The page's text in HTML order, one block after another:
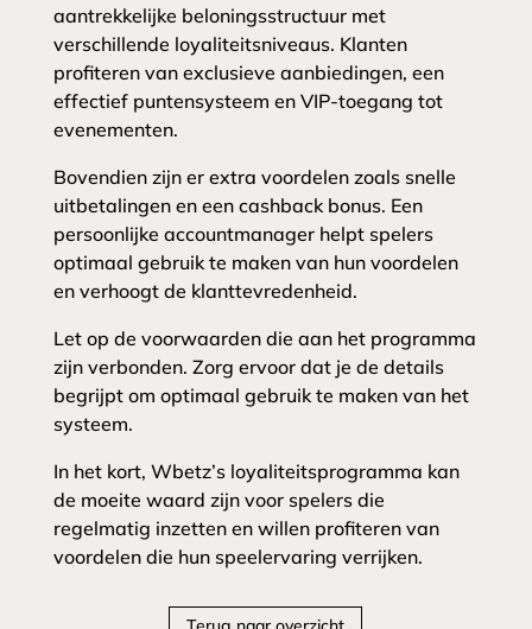
aantrekkelijke beloningsstructuur met
verschillende loyaliteitsniveaus. Klanten
profiteren van exclusieve aanbiedingen, een
effectief puntensysteem en VIP-toegang tot
evenementen.
Bovendien zijn er extra voordelen zoals snelle
uitbetalingen en een cashback bonus. Een
persoonlijke accountmanager helpt spelers
optimaal gebruik te maken van hun voordelen
en verhoogt de klanttevredenheid.
Let op de voorwaarden die aan het programma
zijn verbonden. Zorg ervoor dat je de details
begrijpt om optimaal gebruik te maken van het
systeem.
In het kort, Wbetz’s loyaliteitsprogramma kan
de moeite waard zijn voor spelers die
regelmatig inzetten en willen profiteren van
voordelen die hun speelervaring verrijken.